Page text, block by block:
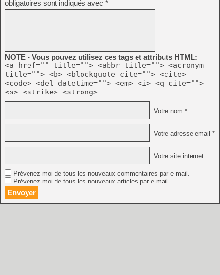
obligatoires sont indiqués avec *
NOTE - Vous pouvez utilisez ces tags et attributs HTML:
<a href="" title=""> <abbr title=""> <acronym
title=""> <b> <blockquote cite=""> <cite>
<code> <del datetime=""> <em> <i> <q cite="">
<s> <strike> <strong>
Votre nom *
Votre adresse email *
Votre site internet
Prévenez-moi de tous les nouveaux commentaires par e-mail.
Prévenez-moi de tous les nouveaux articles par e-mail.